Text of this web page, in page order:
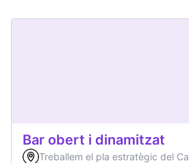
Bar obert i dinamitzat
Treballem el pla estratègic del